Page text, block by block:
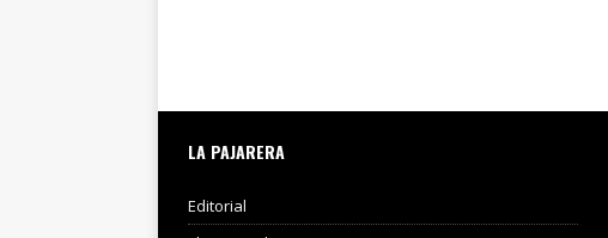
LA PAJARERA
Editorial